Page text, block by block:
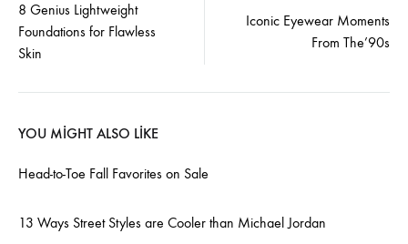
8 Genius Lightweight
Foundations for Flawless
Skin
Iconic Eyewear Moments
From The’90s
YOU MIGHT ALSO LIKE
Head-to-Toe Fall Favorites on Sale
13 Ways Street Styles are Cooler than Michael Jordan